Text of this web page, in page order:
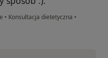
• Konsultacja dietetyczna •